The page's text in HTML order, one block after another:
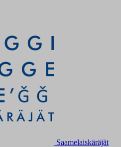
Saamelaiskäräjät